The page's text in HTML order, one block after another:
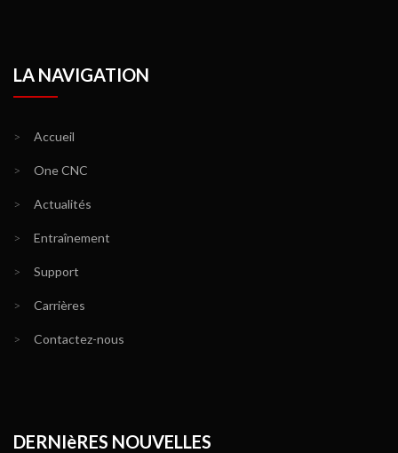
LA NAVIGATION
> Accueil
> One CNC
> Actualités
> Entraînement
> Support
> Carrières
> Contactez-nous
DERNIèRES NOUVELLES